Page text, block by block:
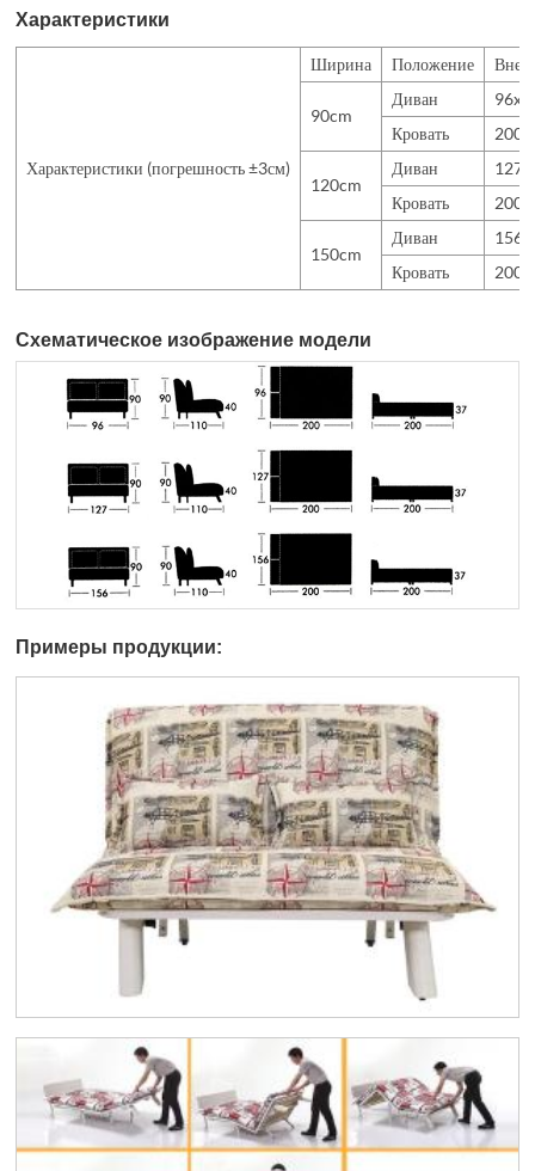
Характеристики
Характеристики (погрешность ±3см)
Ширина Положение
90cm
Диван
Кровать
120cm
Диван
Кровать
150cm
Диван
Кровать
Схематическое изображение модели
Примеры продукции: